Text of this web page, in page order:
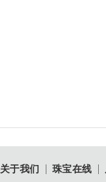
关于我们 珠宝在线